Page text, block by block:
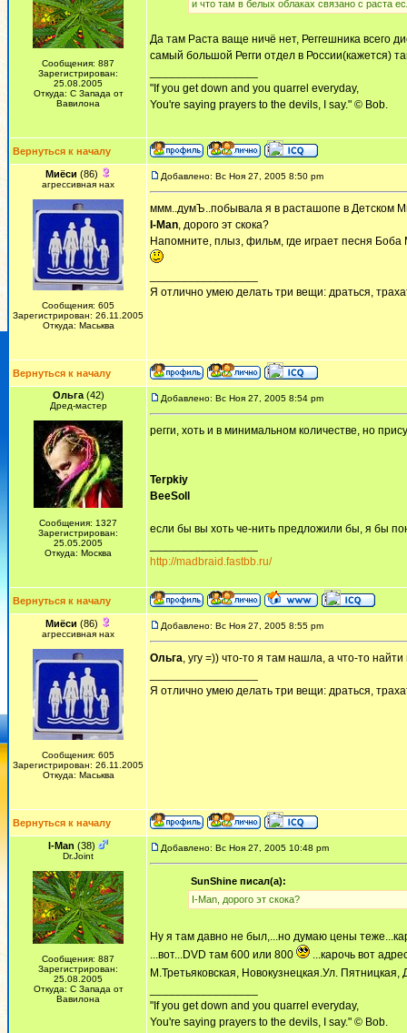
Сообщения: 887
Зарегистрирован:
25.08.2005
Откуда: С Запада от
Вавилона
и что там в белых облаках связано с раста
Да там Раста ваще ничё нет, Реггешника всего
самый большой Регги отдел в России(кажется)
"If you get down and you quarrel everyday,
You're saying prayers to the devils, I say." © Bob.
Вернуться к началу
Миёси (86)
агрессивная нах
Сообщения: 605
Зарегистрирован: 26.11.2005
Откуда: Маськва
Добавлено: Вс Ноя 27, 2005 8:50 pm
ммм..думЪ..побывала я в расташопе в Детском
I-Man, дорого эт скока?
Напомните, плыз, фильм, где играет песня Боба
Я отлично умею делать три вещи: драться,
Вернуться к началу
Ольга(42)
Дред-мастер
Сообщения: 1327
Зарегистрирован:
25.05.2005
Откуда: Москва
Добавлено: Вс Ноя 27, 2005 8:54 pm
регги, хоть и в минимальном количестве, но
Terpkiy
BeeSoll
если бы вы хоть че-нить предложили бы, я бы
http://madbraid.fastbb.ru/
Вернуться к началу
Миёси (86)
агрессивная нах
Сообщения: 605
Зарегистрирован: 26.11.2005
Откуда: Маськва
Добавлено: Вс Ноя 27, 2005 8:55 pm
Ольга, угу =)) что-то я там нашла, а что-то найти
Я отлично умею делать три вещи: драться,
Вернуться к началу
I-Man (38)
Dr.Joint
Сообщения: 887
Зарегистрирован:
25.08.2005
Откуда: С Запада от
Вавилона
Добавлено: Вс Ноя 27, 2005 10:48 pm
SunShine писал(а):
I-Man, дорого эт скока?
Ну я там давно не был,...но думаю цены
...вот...DVD там 600 или 800
...карочь вот
М.Третьяковская, Новокузнецкая.Ул.
"If you get down and you quarrel everyday,
You're saying prayers to the devils, I say." © Bob.